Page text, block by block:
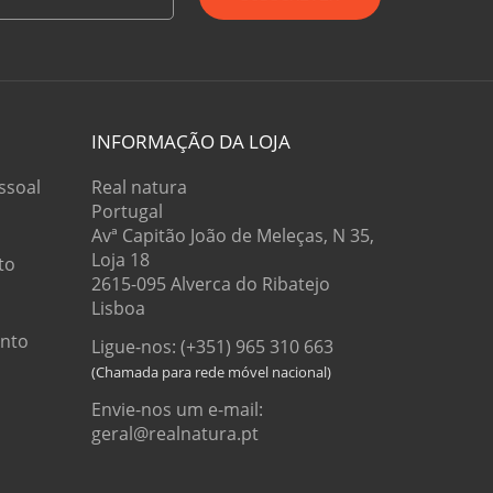
INFORMAÇÃO DA LOJA
Real natura
Portugal
Avª Capitão João de Meleças, N 35,
Loja 18
2615-095 Alverca do Ribatejo
Lisboa
Ligue-nos: (+351) 965 310 663
Envie-nos um e-mail:
geral@realnatura.pt